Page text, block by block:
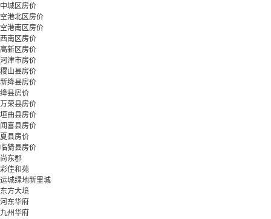
中城区房价
空港北区房价
空港南区房价
西南区房价
高新区房价
河津市房价
稷山县房价
新绛县房价
绛县房价
万荣县房价
垣曲县房价
闻喜县房价
夏县房价
临猗县房价
尚东郡
彩佳和苑
运城绿地新里城
东方大境
河东华府
九州华府